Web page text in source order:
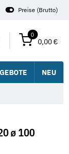
Preise (Brutto)
0
0,00 €
NEU
ø 100